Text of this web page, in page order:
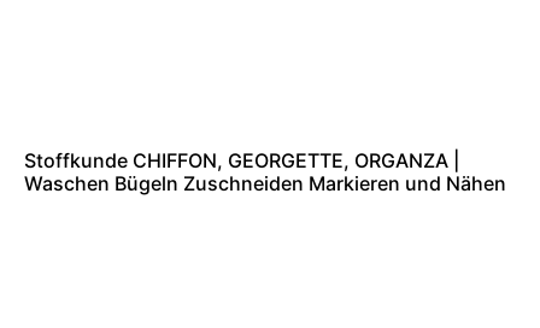
Stoffkunde CHIFFON, GEORGETTE, ORGANZA |
Waschen Bügeln Zuschneiden Markieren und Nähen